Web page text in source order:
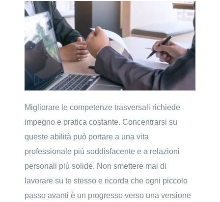
Migliorare le competenze trasversali richiede
impegno e pratica costante. Concentrarsi su
queste abilità può portare a una vita
professionale più soddisfacente e a relazioni
personali più solide. Non smettere mai di
lavorare su te stesso e ricorda che ogni piccolo
passo avanti è un progresso verso una versione